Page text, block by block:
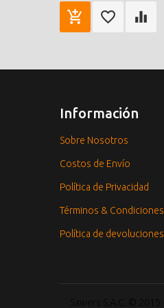
Información
Sobre Nosotros
Costos de Envío
Política de Privacidad
Términos & Condiciones
Política de devoluciones